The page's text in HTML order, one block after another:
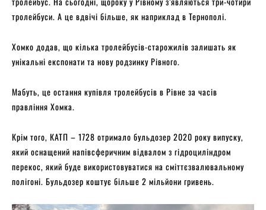
тролейбуси. А це вдвічі більше, як наприклад в Тернополі.
Хомко додав, що кілька тролейбусів-старожилів залишать як
унікальні експонати та нову родзинку Рівного.
Мабуть, це остання купівля тролейбусів в Рівне за часів
правління Хомка.
Крім того, КАТП – 1728 отримало бульдозер 2020 року випуску,
який оснащений напівсферичним відвалом з гідроциліндром
перекос, який буде використовуватися на сміттєзвалювальному
полігоні. Бульдозер коштує більше 2 мільйони гривень.